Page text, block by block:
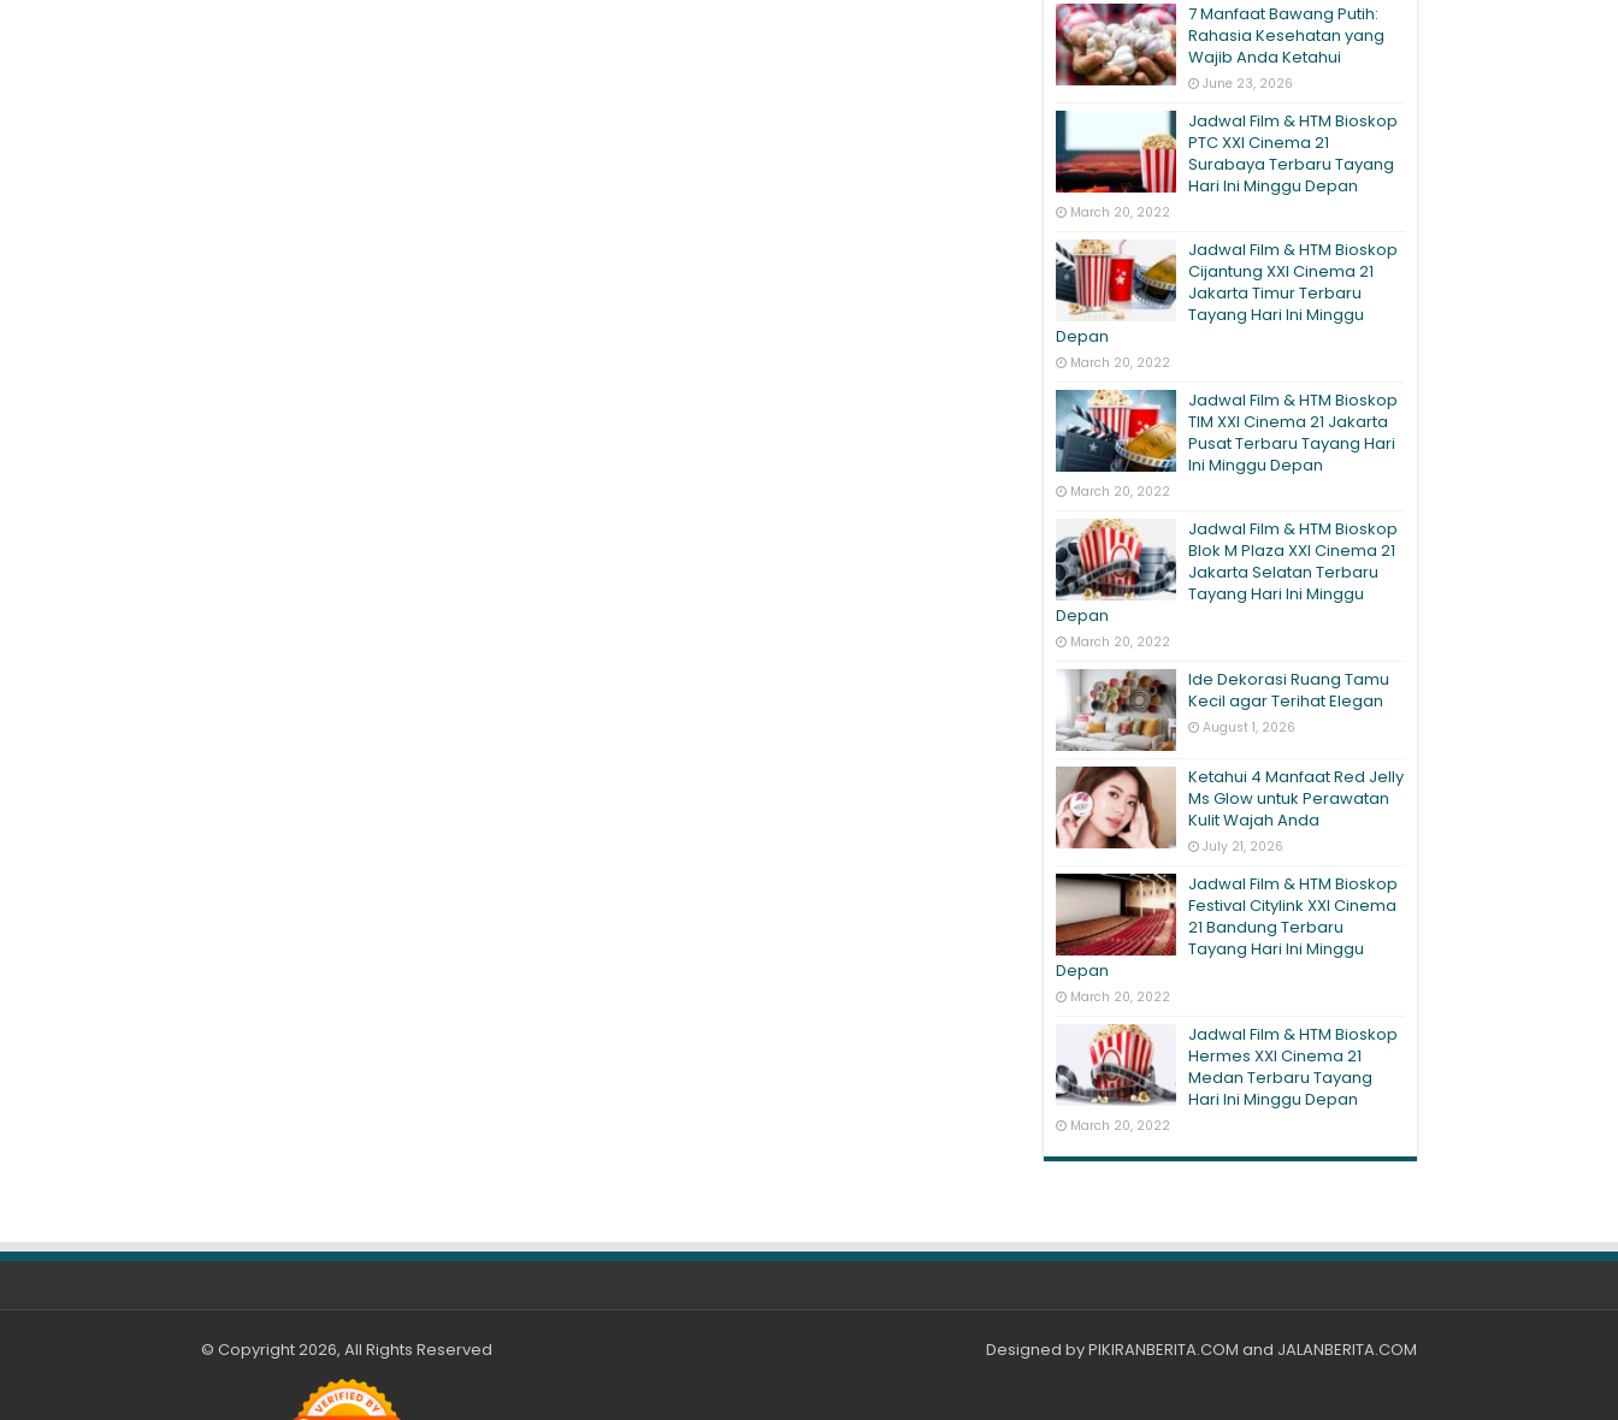
7 Manfaat Bawang Putih:
Rahasia Kesehatan yang
Wajib Anda Ketahui
June 23, 2026
Jadwal Film & HTM Bioskop
PTC XXI Cinema 21
Surabaya Terbaru Tayang
Hari Ini Minggu Depan
March 20, 2022
Jadwal Film & HTM Bioskop
Cijantung XXI Cinema 21
Jakarta Timur Terbaru
Tayang Hari Ini Minggu
Depan
March 20, 2022
Jadwal Film & HTM Bioskop
TIM XXI Cinema 21 Jakarta
Pusat Terbaru Tayang Hari
Ini Minggu Depan
March 20, 2022
Jadwal Film & HTM Bioskop
Blok M Plaza XXI Cinema 21
Jakarta Selatan Terbaru
Tayang Hari Ini Minggu
Depan
March 20, 2022
Ide Dekorasi Ruang Tamu
Kecil agar Terihat Elegan
August 1, 2026
Ketahui 4 Manfaat Red Jelly
Ms Glow untuk Perawatan
Kulit Wajah Anda
July 21, 2026
Jadwal Film & HTM Bioskop
Festival Citylink XXI Cinema
21 Bandung Terbaru
Tayang Hari Ini Minggu
Depan
March 20, 2022
Jadwal Film & HTM Bioskop
Hermes XXI Cinema 21
Medan Terbaru Tayang
Hari Ini Minggu Depan
March 20, 2022
Designed byPIKIRANBERITA.COM and JALANBERITA.COM
© Copyright 2026, All Rights Reserved